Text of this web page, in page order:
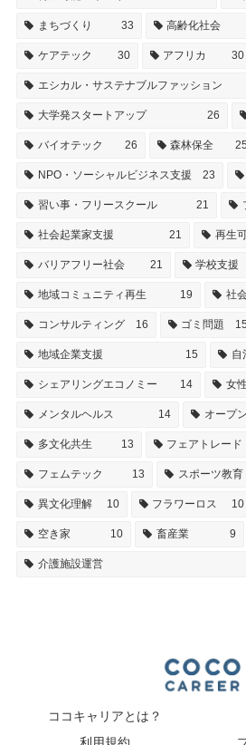
まちづくり 33 高齢化社会
ケアテック 30 アフリカ 30
エシカル・サステナブルファッション
大学発スタートアップ 26
バイオテック 26 森林保全 25
NPO・ソーシャルビジネス支援 23
習い事・フリースクール 21
社会起業家支援 21 再生
バリアフリー社会 21 学校支援
地域コミュニティ再生 19 社
コンサルティング 16 ゴミ問題 15
地域企業支援 15 自
シェアリングエコノミー 14 女
メンタルヘルス 14 オープ
多文化共生 13 フェアトレード
フェムテック 13 スポーツ教育
異文化理解 10 フラワーロス 10
空き家 10 畜産業 9
介護施設運営
ココキャリアとは？
利用規約